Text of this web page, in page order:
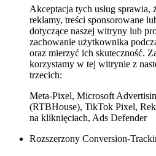
Akceptacja tych usług sprawia,
reklamy, treści sponsorowane
dotyczące naszej witryny lub
zachowanie użytkownika
oraz mierzyć ich skuteczność.
korzystamy w tej witrynie z
trzecich:
Meta-Pixel, Microsoft
(RTBHouse), TikTok Pixel,
na kliknięciach, Ads Defender
Rozszerzony Conversion-